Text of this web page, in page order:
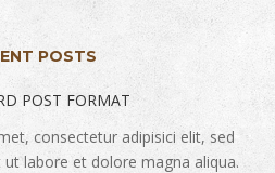
POSTS
POST FORMAT
consectetur adipisici elit, sed
labore et dolore magna aliqua.